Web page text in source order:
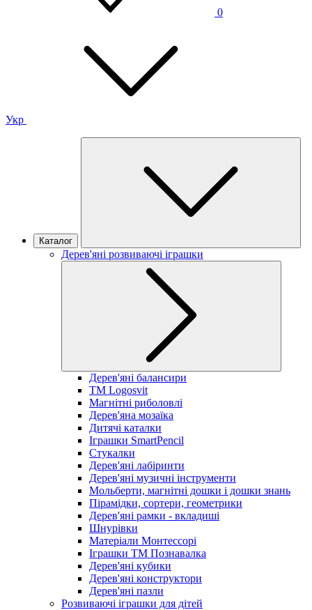
0
Укр
Каталог
Дерев'яні розвиваючі іграшки
Дерев'яні балансири
TM Logosvit
Магнітні риболовлі
Дерев'яна мозаїка
Дитячі каталки
Іграшки SmartPencil
Стукалки
Дерев'яні лабіринти
Дерев'яні музичні інструменти
Мольберти, магнітні дошки і дошки знань
Пірамідки, сортери, геометрики
Дерев'яні рамки - вкладиші
Шнурівки
Матеріали Монтессорі
Іграшки ТМ Познавалка
Дерев'яні кубики
Дерев'яні конструктори
Дерев'яні пазли
Розвиваючі іграшки для дітей